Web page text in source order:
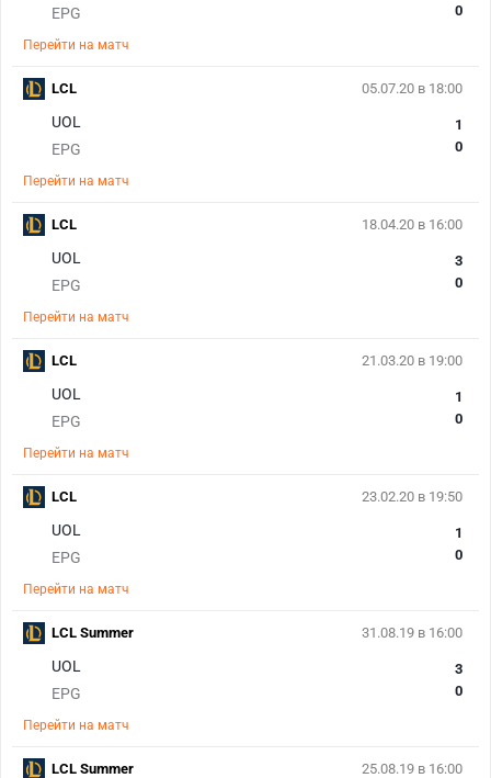
EPG
0
Перейти на матч
05.07.20 в 18:00
UOL
EPG
1
0
Перейти на матч
LCL
18.04.20 в 16:00
UOL
EPG
3
0
Перейти на матч
LCL
21.03.20 в 19:00
UOL
EPG
1
0
Перейти на матч
LCL
23.02.20 в 19:50
UOL
EPG
1
0
Перейти на матч
LCL
31.08.19 в 16:00
UOL
EPG
3
0
Перейти на матч
LCL Summer
25.08.19 в 16:00
LCL Summer